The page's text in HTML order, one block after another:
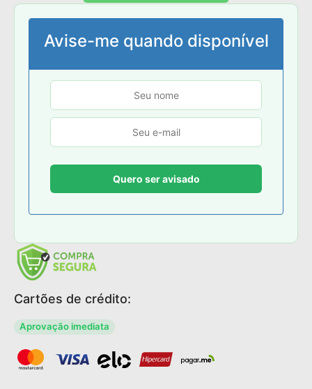
Avise-me quando disponível
Cartões de crédito:
Aprovação imediata